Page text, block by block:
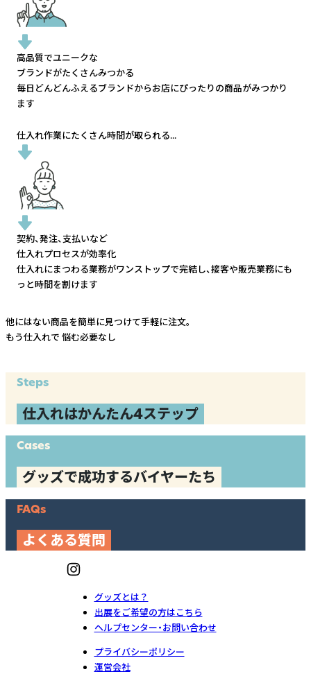
高品質でユニークな
ブランドがたくさんみつかる
毎日どんどんふえるブランドからお店にぴったりの商品がみつかり
ます
仕入れ作業にたくさん時間が取られる...
契約、発注、支払いなど
仕入れプロセスが効率化
仕入れにまつわる業務がワンストップで完結し、接客や販売業務にも
っと時間を割けます
他にはない商品を簡単に見つけて手軽に注文。
もう仕入れで 悩む必要なし
Steps
仕入れはかんたん4ステップ
Cases
グッズで成功するバイヤーたち
FAQs
よくある質問
グッズとは？
出展をご希望の方はこちら
ヘルプセンター・お問い合わせ
プライバシーポリシー
運営会社